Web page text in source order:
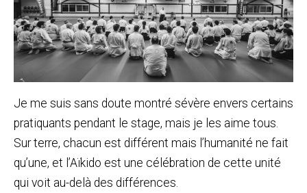
Je me suis sans doute montré sévère envers certains
pratiquants pendant le stage, mais je les aime tous.
Sur terre, chacun est différent mais l’humanité ne fait
qu’une, et l’Aïkido est une célébration de cette unité
qui voit au-delà des différences.